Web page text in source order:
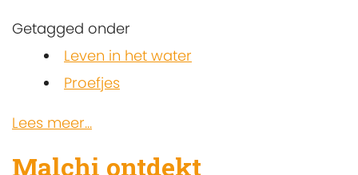
Getagged onder
Leven in het water
Proefjes
Lees meer...
Malchi ontdekt